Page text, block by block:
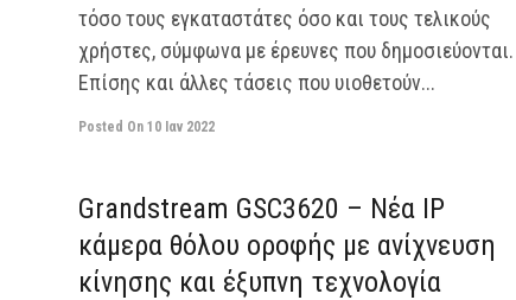
τόσο τους εγκαταστάτες όσο και τους τελικούς
χρήστες, σύμφωνα με έρευνες που δημοσιεύονται.
Επίσης και άλλες τάσεις που υιοθετούν...
Posted On 10 Ιαν 2022
Grandstream GSC3620 – Νέα IP
κάμερα θόλου οροφής με ανίχνευση
κίνησης και έξυπνη τεχνολογία